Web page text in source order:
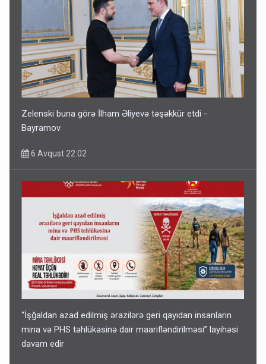
Zelenski buna görə İlham Əliyevə təşəkkür etdi -
Bayramov
6 Avqust 22:02
“İşğaldan azad edilmiş ərazilərə geri qayıdan insanların
mina və PHS təhlükəsinə dair maarifləndirilməsi” layihəsi
davam edir